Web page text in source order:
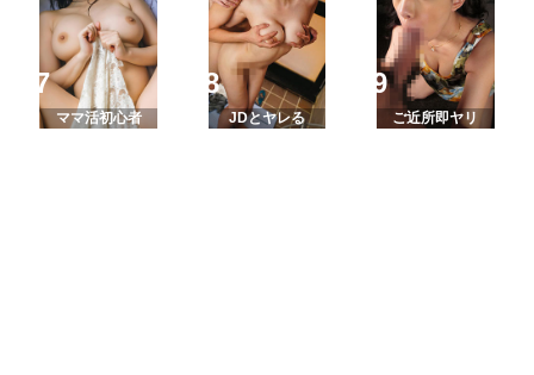
ママ活初心者 JDとヤレる ご近所即ヤリ